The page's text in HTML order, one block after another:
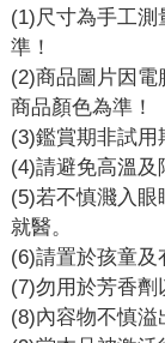
(1)尺寸為手工
準！
(2)商品圖片因
商品顏色為準！
(3)鑑賞期非試用
(4)請避免高溫及
(5)若不慎濺入眼
就醫。
(6)請置於孩童及
(7)勿用於芳香劑
(8)內容物不慎溢